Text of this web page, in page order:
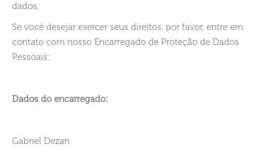
dados;
Se você desejar exercer seus direitos, por favor, entre em
contato com nosso Encarregado de Proteção de Dados
Pessoais:
Dados do encarregado:
Gabriel Dezan